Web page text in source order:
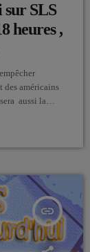
sur SLS
heures ,
des américains
aussi la
tombera
insert_link